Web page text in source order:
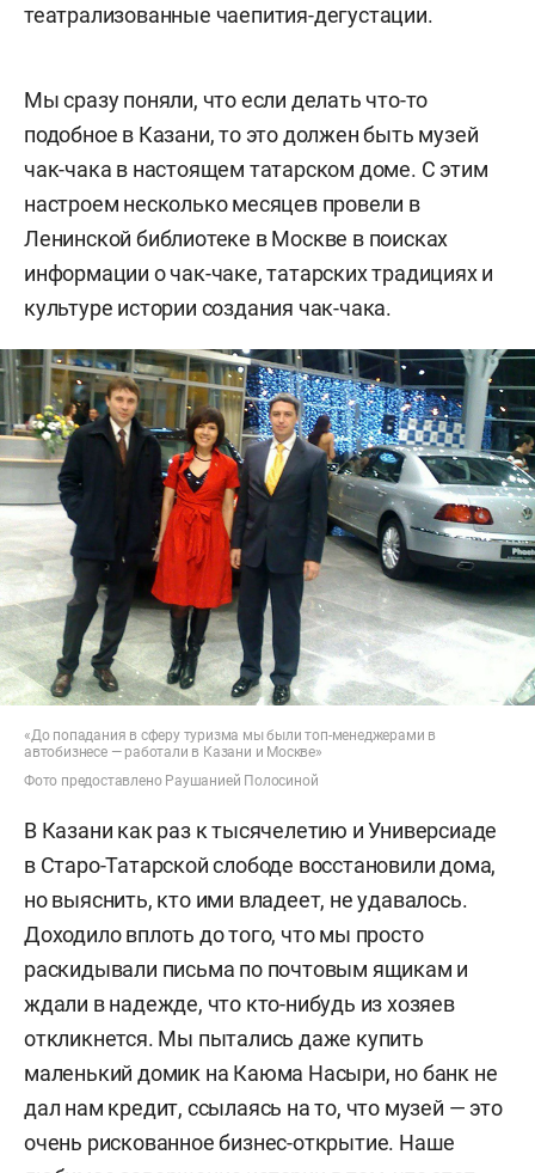
театрализованные чаепития-дегустации.
Мы сразу поняли, что если делать что-то
подобное в Казани, то это должен быть музей
чак-чака в настоящем татарском доме. С этим
настроем несколько месяцев провели в
Ленинской библиотеке в Москве в поисках
информации о чак-чаке, татарских традициях и
культуре истории создания чак-чака.
«До попадания в сферу туризма мы были топ-менеджерами в
автобизнесе — работали в Казани и Москве»
Фото предоставлено Раушанией Полосиной
В Казани как раз к тысячелетию и Универсиаде
в Старо-Татарской слободе восстановили дома,
но выяснить, кто ими владеет, не удавалось.
Доходило вплоть до того, что мы просто
раскидывали письма по почтовым ящикам и
ждали в надежде, что кто-нибудь из хозяев
откликнется. Мы пытались даже купить
маленький домик на Каюма Насыри, но банк не
дал нам кредит, ссылаясь на то, что музей — это
очень рискованное бизнес-открытие. Наше